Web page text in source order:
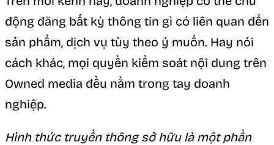
động đăng bất kỳ thông tin gì có liên quan đến
sản phẩm, dịch vụ tùy theo ý muốn. Hay nói
cách khác, mọi quyền kiểm soát nội dung trên
Owned media đều nằm trong tay doanh
nghiệp.
Hình thức truyền thông sở hữu là một phần